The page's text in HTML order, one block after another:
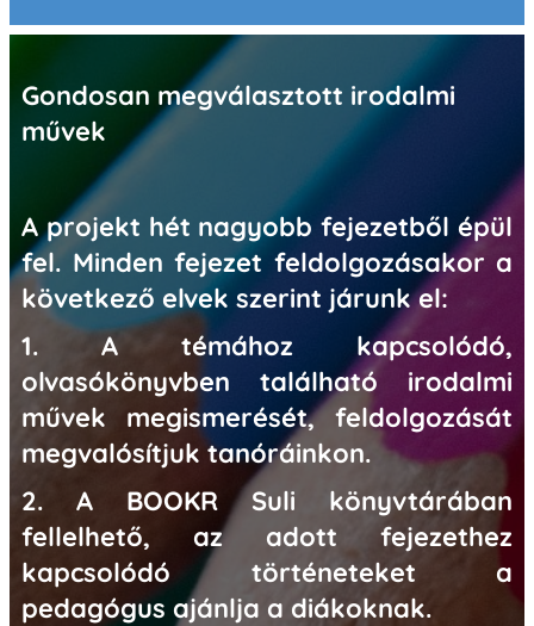
Gondosan megválasztott irodalmi
művek
A projekt hét nagyobb fejezetből épül
fel. Minden fejezet feldolgozásakor a
következő elvek szerint járunk el:
1. A témához kapcsolódó,
olvasókönyvben található irodalmi
művek megismerését, feldolgozását
megvalósítjuk tanóráinkon.
2. A BOOKR Suli könyvtárában
fellelhető, az adott fejezethez
kapcsolódó történeteket a
pedagógus ajánlja a diákoknak.